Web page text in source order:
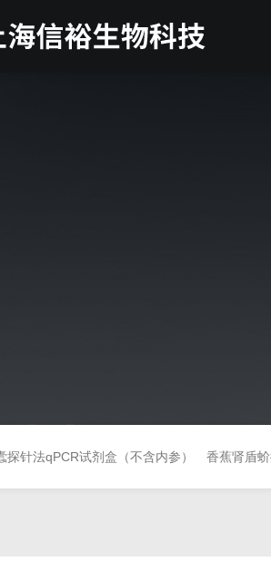
探针法qPCR试剂盒（不含内参） 香蕉肾盾